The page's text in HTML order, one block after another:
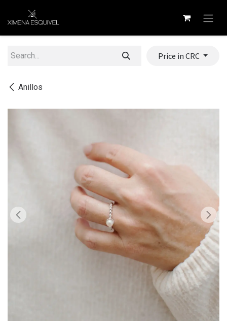
Anillos
Price in CRC